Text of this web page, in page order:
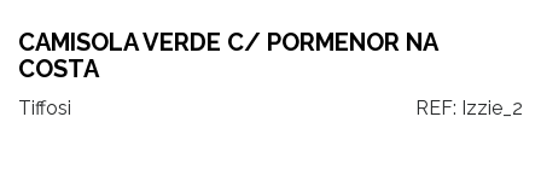
CAMISOLA VERDE C/ PORMENOR NA
COSTA
Tiffosi REF: Izzie_2